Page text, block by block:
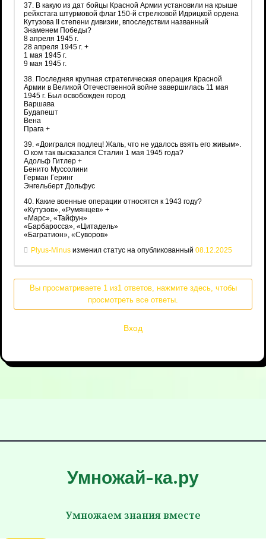
37. В какую из дат бойцы Красной Армии установили на крыше
рейхстага штурмовой флаг 150-й стрелковой Идрицкой ордена
Кутузова II степени дивизии, впоследствии названный
Знаменем Победы?
8 апреля 1945 г.
28 апреля 1945 г. +
1 мая 1945 г.
9 мая 1945 г.
38. Последняя крупная стратегическая операция Красной
Армии в Великой Отечественной войне завершилась 11 мая
1945 г. Был освобожден город
Варшава
Будапешт
Вена
Прага +
39. «Доигрался подлец! Жаль, что не удалось взять его живым».
О ком так высказался Сталин 1 мая 1945 года?
Адольф Гитлер +
Бенито Муссолини
Герман Геринг
Энгельберт Дольфус
40. Какие военные операции относятся к 1943 году?
«Кутузов», «Румянцев» +
«Марс», «Тайфун»
«Барбаросса», «Цитадель»
«Багратион», «Суворов»
Plyus-Minus изменил статус на опубликованный 08.12.2025
Вы просматриваете 1 из1 ответов, нажмите здесь, чтобы
просмотреть все ответы.
Вход
Умножай-ка.ру
Умножаем знания вместе